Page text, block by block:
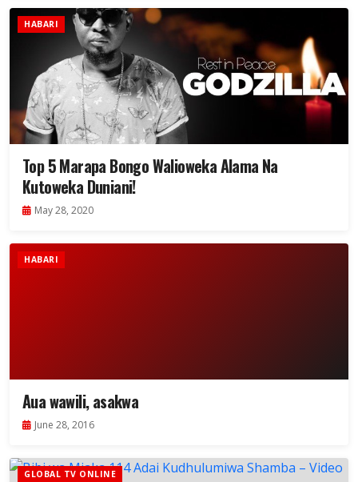
HABARI
Top 5 Marapa Bongo Walioweka Alama Na
Kutoweka Duniani!
May 28, 2020
HABARI
Aua wawili, asakwa
June 28, 2016
GLOBAL TV ONLINE